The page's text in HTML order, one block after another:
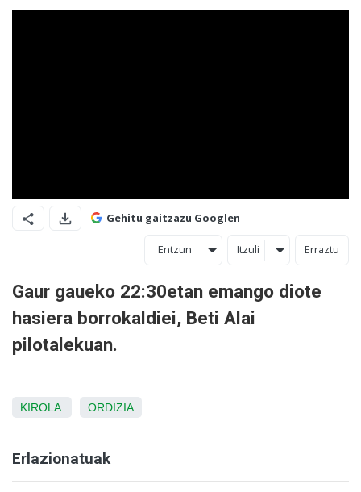
Gehitu gaitzazu Googlen
Entzun Itzuli Erraztu
Gaur gaueko 22:30etan emango diote
hasiera borrokaldiei, Beti Alai
pilotalekuan.
KIROLA ORDIZIA
Erlazionatuak